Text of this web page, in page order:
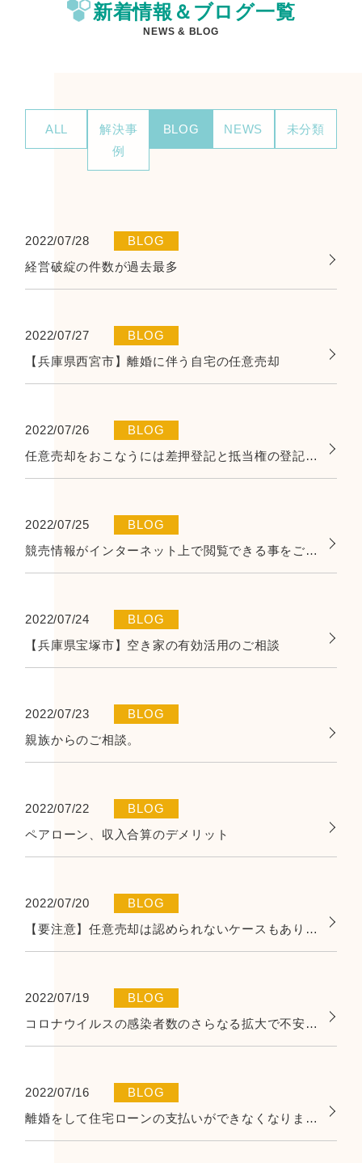
新着情報＆ブログ一覧
NEWS & BLOG
ALL
解決事
例
BLOG NEWS 未分類
2022/07/28
BLOG
経営破綻の件数が過去最多
2022/07/27
BLOG
【兵庫県西宮市】離婚に伴う自宅の任意売却
2022/07/26
BLOG
任意売却をおこなうには差押登記と抵当権の登記を抹消する必要があります。
2022/07/25
BLOG
競売情報がインターネット上で閲覧できる事をご存じでしょうか
2022/07/24
BLOG
【兵庫県宝塚市】空き家の有効活用のご相談
2022/07/23
BLOG
親族からのご相談。
2022/07/22
BLOG
ペアローン、収入合算のデメリット
2022/07/20
BLOG
【要注意】任意売却は認められないケースもあります！！
2022/07/19
BLOG
コロナウイルスの感染者数のさらなる拡大で不安な毎日を過ごされている方へ
2022/07/16
BLOG
離婚をして住宅ローンの支払いができなくなりました。